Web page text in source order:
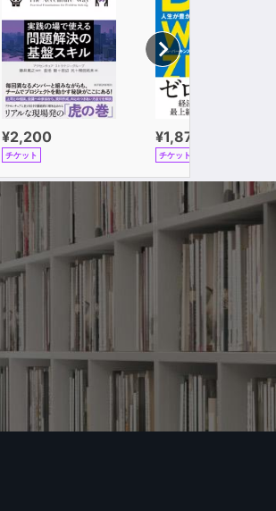
¥2,200
チケット
¥1,870
チケット